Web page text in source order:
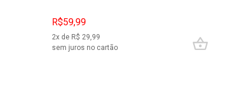
R$59,99
2x de R$ 29,99
sem juros no cartão